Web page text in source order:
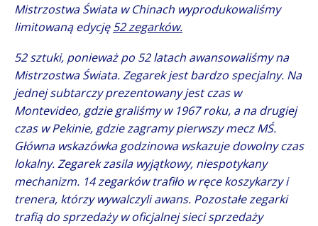
Mistrzostwa Świata w Chinach wyprodukowaliśmy
limitowaną edycję52 zegarków.
52 sztuki, ponieważ po 52 latach awansowaliśmy na
Mistrzostwa Świata. Zegarek jest bardzo specjalny. Na
jednej subtarczy prezentowany jest czas w
Montevideo, gdzie graliśmy w 1967 roku, a na drugiej
czas w Pekinie, gdzie zagramy pierwszy mecz MŚ.
Główna wskazówka godzinowa wskazuje dowolny czas
lokalny. Zegarek zasila wyjątkowy, niespotykany
mechanizm. 14 zegarków trafiło w ręce koszykarzy i
trenera, którzy wywalczyli awans. Pozostałe zegarki
trafią do sprzedaży w oficjalnej sieci sprzedaży